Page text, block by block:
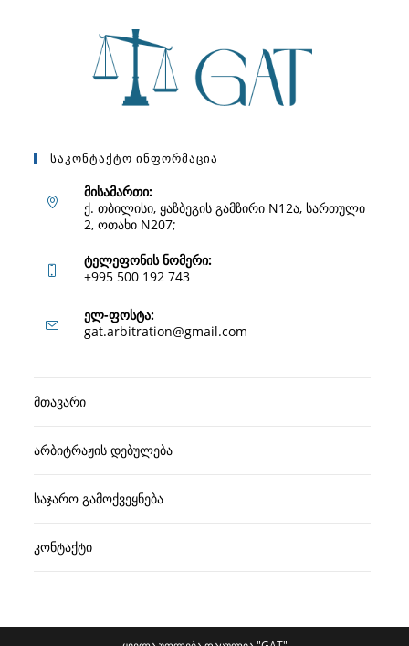
Საკონტაქტო Ინფორმაცია
მისამართი:
ქ. თბილისი, ყაზბეგის გამზირი N12ა, სართული
2, ოთახი N207;
ტელეფონის ნომერი:
+995 500 192 743
in
application
ელ-ფოსტა:
gat.arbitration@gmail.com
მთავარი
არბიტრაჟის დებულება
საჯარო გამოქვეყნება
კონტაქტი